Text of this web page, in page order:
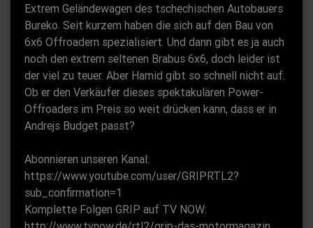
c
r
e
n
Extrem Geländewagen des tschechischen Autobauers
Bureko. Seit kurzem haben die sich auf den Bau von
6x6 Offroadern spezialisiert. Und dann gibt es ja auch
noch den extrem seltenen Brabus 6x6, doch leider ist
der viel zu teuer. Aber Hamid gibt so schnell nicht auf.
Ob er den Verkäufer dieses spektakulären Power-
Offroaders im Preis so weit drücken kann, dass er in
Andrejs Budget passt?
Abonnieren unseren Kanal:
https://www.youtube.com/user/GRIPRTL2?
sub_confirmation=1
Komplette Folgen GRIP auf TV NOW: